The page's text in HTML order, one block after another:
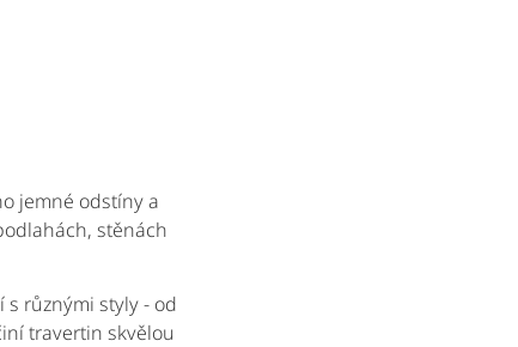
jemné odstíny a
stěnách
různými styly - od
travertin skvělou